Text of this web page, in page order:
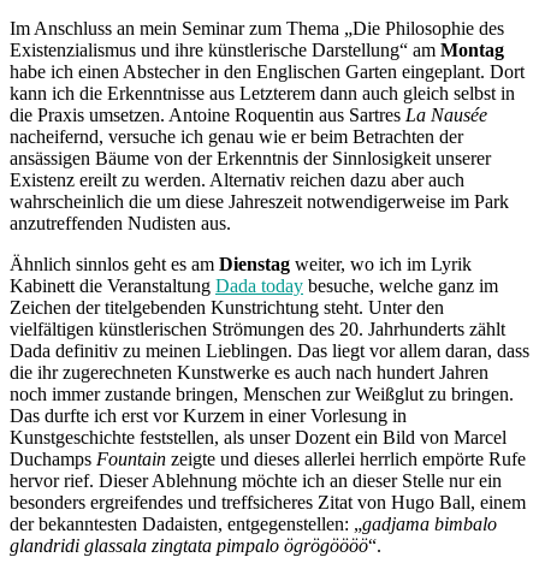
Im Anschluss an mein Seminar zum Thema „Die Philosophie des
Existenzialismus und ihre künstlerische Darstellung“ am Montag
habe ich einen Abstecher in den Englischen Garten eingeplant. Dort
kann ich die Erkenntnisse aus Letzterem dann auch gleich selbst in
die Praxis umsetzen. Antoine Roquentin aus Sartres La Nausée
nacheifernd, versuche ich genau wie er beim Betrachten der
ansässigen Bäume von der Erkenntnis der Sinnlosigkeit unserer
Existenz ereilt zu werden. Alternativ reichen dazu aber auch
wahrscheinlich die um diese Jahreszeit notwendigerweise im Park
anzutreffenden Nudisten aus.
Ähnlich sinnlos geht es am Dienstag weiter, wo ich im Lyrik
Kabinett die Veranstaltung Dada today besuche, welche ganz im
Zeichen der titelgebenden Kunstrichtung steht. Unter den
vielfältigen künstlerischen Strömungen des 20. Jahrhunderts zählt
Dada definitiv zu meinen Lieblingen. Das liegt vor allem daran, dass
die ihr zugerechneten Kunstwerke es auch nach hundert Jahren
noch immer zustande bringen, Menschen zur Weißglut zu bringen.
Das durfte ich erst vor Kurzem in einer Vorlesung in
Kunstgeschichte feststellen, als unser Dozent ein Bild von Marcel
Duchamps Fountain zeigte und dieses allerlei herrlich empörte Rufe
hervor rief. Dieser Ablehnung möchte ich an dieser Stelle nur ein
besonders ergreifendes und treffsicheres Zitat von Hugo Ball, einem
der bekanntesten Dadaisten, entgegenstellen: „gadjama bimbalo
glandridi glassala zingtata pimpalo ögrögöööö“.